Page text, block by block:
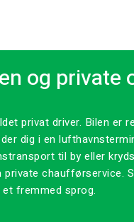
og private
privat driver. Bilen er
dig i en
til by eller
chaufførservice.
fremmed sprog.